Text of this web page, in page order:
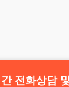
전화상담